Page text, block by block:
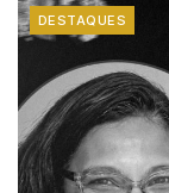
DESTAQUES